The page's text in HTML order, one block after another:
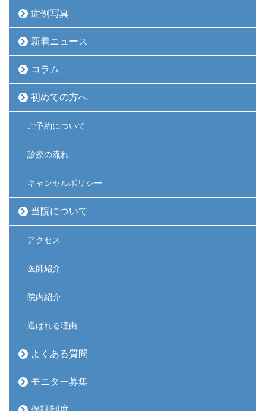
症例写真
新着ニュース
コラム
初めての方へ
ご予約について
診療の流れ
キャンセルポリシー
当院について
アクセス
医師紹介
院内紹介
選ばれる理由
よくある質問
モニター募集